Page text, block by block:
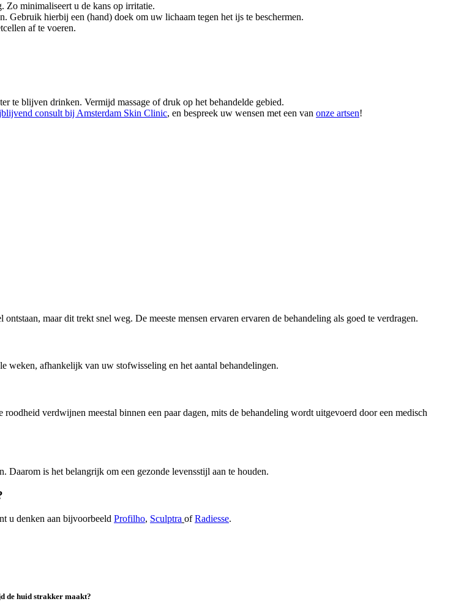
Zo minimaliseert u de kans op irritatie.
Gebruik hierbij een (hand) doek om uw lichaam tegen het ijs te beschermen.
af te voeren.
te blijven drinken. Vermijd massage of druk op het behandelde gebied.
consult bij Amsterdam Skin Clinic, en bespreek uw wensen met een van onze artsen!
maar dit trekt snel weg. De meeste mensen ervaren ervaren de behandeling als goed te verdragen.
weken, afhankelijk van uw stofwisseling en het aantal behandelingen.
verdwijnen meestal binnen een paar dagen, mits de behandeling wordt uitgevoerd door een medisch
is het belangrijk om een gezonde levensstijl aan te houden.
u denken aan bijvoorbeeld Profilho, Sculptra ofRadiesse.
de huid strakker maakt?